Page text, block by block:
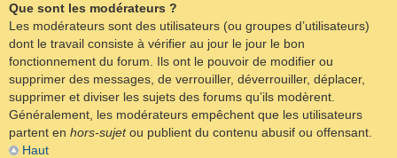
Que sont les modérateurs ?
Les modérateurs sont des utilisateurs (ou groupes d’utilisateurs)
dont le travail consiste à vérifier au jour le jour le bon
fonctionnement du forum. Ils ont le pouvoir de modifier ou
supprimer des messages, de verrouiller, déverrouiller, déplacer,
supprimer et diviser les sujets des forums qu’ils modèrent.
Généralement, les modérateurs empêchent que les utilisateurs
partent en hors-sujetou publient du contenu abusif ou offensant.
Haut